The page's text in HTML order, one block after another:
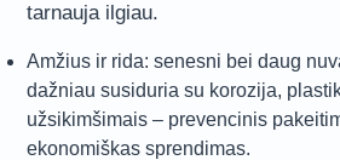
tarnauja ilgiau.
Amžius ir rida: senesni bei daug
dažniau susiduria su korozija,
užsikimšimais – prevencinis
ekonomiškas sprendimas.